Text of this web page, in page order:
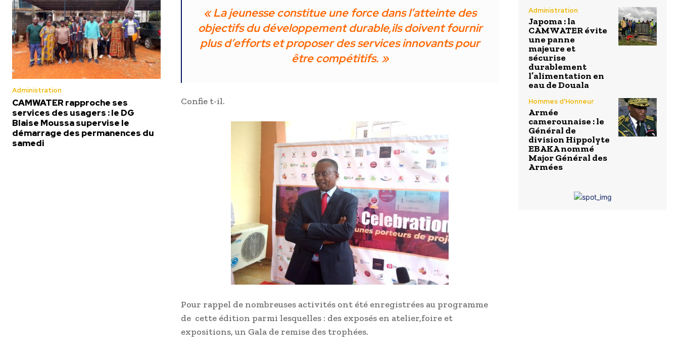
Administration
CAMWATER rapproche ses
services des usagers : le DG
Blaise Moussa supervise le
démarrage des permanences du
samedi
« La jeunesse constitue une force dans l’atteinte des
objectifs du développement durable,ils doivent fournir
plus d’efforts et proposer des services innovants pour
être compétitifs. »
Confie t-il.
Pour rappel de nombreuses activités ont été enregistrées au programme
de cette édition parmi lesquelles : des exposés en atelier,foire et
expositions, un Gala de remise des trophées.
Administration
Japoma : la
CAMWATER évite
une panne
majeure et
sécurise
durablement
l’alimentation en
eau de Douala
Hommes d'Honneur
Armée
camerounaise : le
Général de
division Hippolyte
EBAKA nommé
Major Général des
Armées